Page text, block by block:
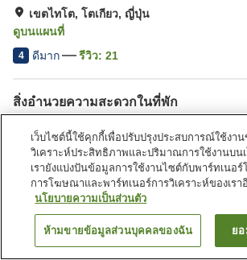
เขตไทโต, โตเกียว, ญี่ปุ่น
ดูบนแผนที่
4 ดีมาก รีวิว: 21
สิ่งอำนวยความสะดวกในที่พัก
เลานจ์
ปลอดบุหรี่
หน้าแรก ญี่ปุ่น โตเกียว
เขตไทโต
Far East Village Hotel Tokyo Asakusa
ค้นหาห้องพัก
เว็บไซต์นี้ใช้คุกกี้เพื่อปรับปรุงประสบการณ์ใช้งา
วิเคราะห์ประสิทธิภาพและปริมาณการใช้งานบนเ
เรายังแบ่งปันข้อมูลการใช้งานไซต์กับพาร์ทเนอร์
การโฆษณาและพาร์ทเนอร์การวิเคราะห์ของเรา
นโยบายความเป็นส่วนตัว
ห้ามขายข้อมูลส่วนบุคคลของฉัน ย